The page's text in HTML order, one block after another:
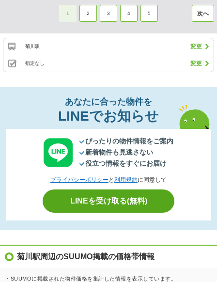
1 2 3 4 5 次へ
菊川駅 変更
指定なし 変更
あなたに合った物件を
LINEでお知らせ
ぴったりの物件情報をご案内
新着物件も見逃さない
役立つ情報をすぐにお届け
プライバシーポリシー と 利用規約に同意して
LINEを受け取る(無料)
菊川駅周辺のSUUMO掲載の価格帯情報
・SUUMOに掲載された物件価格を集計した情報を表示しています。